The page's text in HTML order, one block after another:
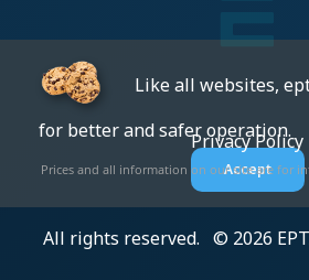
Privacy Policy
Prices and all information on our site are for
All rights reserved. © 2026
Like all websites,
for better and safer operation.
Accept